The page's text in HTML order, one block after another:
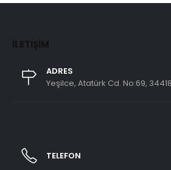
İLETIŞIM
ADRES
Yeşilce, Atatürk Cd. No:69,
TELEFON